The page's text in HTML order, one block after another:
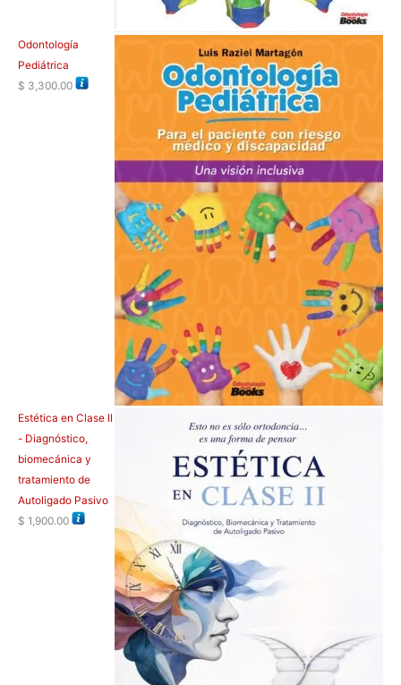
Odontología
Pediátrica
$ 3,300.00
Estética en Clase II
- Diagnóstico,
biomecánica y
tratamiento de
Autoligado Pasivo
$ 1,900.00